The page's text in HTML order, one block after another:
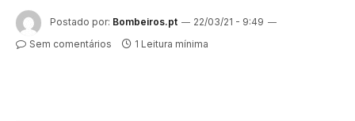
Postado por: Bombeiros.pt
22/03/21 - 9:49
Sem comentários
1 Leitura mínima